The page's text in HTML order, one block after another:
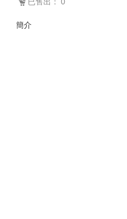
已售出： 0
簡介